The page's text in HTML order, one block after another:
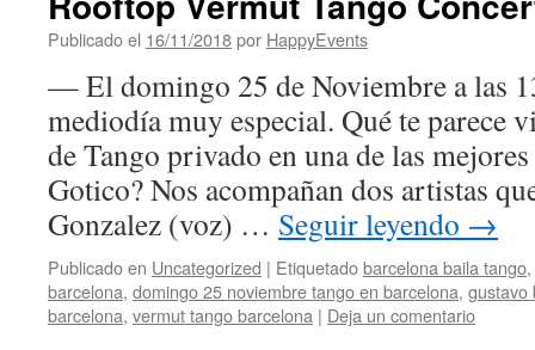
Publicado el 16/11/2018por HappyEvents
— El domingo 25 de Noviembre a las
mediodía muy especial. Qué te parece
de Tango privado en una de las
Gotico? Nos acompañan dos artistas
Gonzalez (voz) … Seguir leyendo →
Publicado en Uncategorized | Etiquetadobarcelona baila tango,
barcelona, domingo 25 noviembre tango en barcelona, gustavo
barcelona, vermut tango barcelona | Deja un comentario